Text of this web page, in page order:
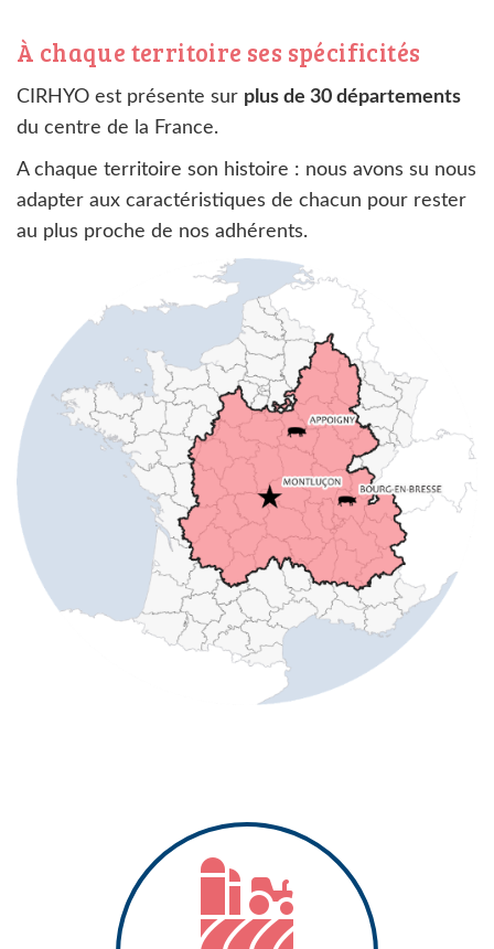
À chaque territoire ses spécificités
CIRHYO est présente sur plus de 30 départements
du centre de la France.
A chaque territoire son histoire : nous avons su nous
adapter aux caractéristiques de chacun pour rester
au plus proche de nos adhérents.